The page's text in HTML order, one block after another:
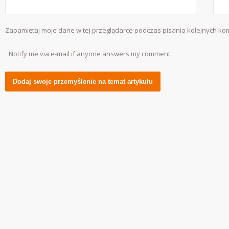
Zapamiętaj moje dane w tej przeglądarce podczas pisania kolejnych
Notify me via e-mail if anyone answers my comment.